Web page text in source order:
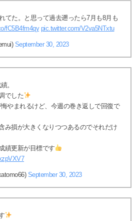
てた。と思って過去遡ったら7月も8月も
fC5B4fm4qy pic.twitter.com/V2va5NTxtu
September 30, 2023
。
でした
やまれるけど、今週の巻き返しで回復で
み損が大きくなりつつあるのでそれだけ
績更新が目標です
September 30, 2023